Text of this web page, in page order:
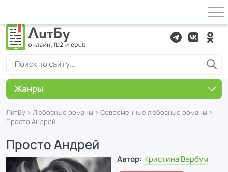
ЛитБу › Любовные романы › Современные любовные романы ›
Просто Андрей
Просто Андрей
Автор: Кристина Вербум
Жанры